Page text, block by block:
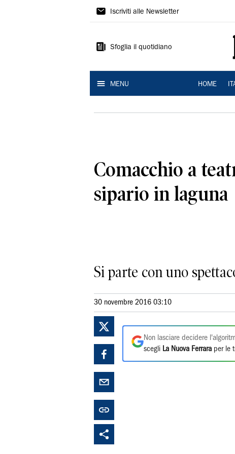
La
Ferrara
Iscriviti alle Newsletter
Sfoglia il quotidiano
MENU HOME
Comacchio a
sipario in laguna
Si parte con uno
30 novembre 2016 03:10
Non lasciare decidere
scegli La Nuova Ferrara per le